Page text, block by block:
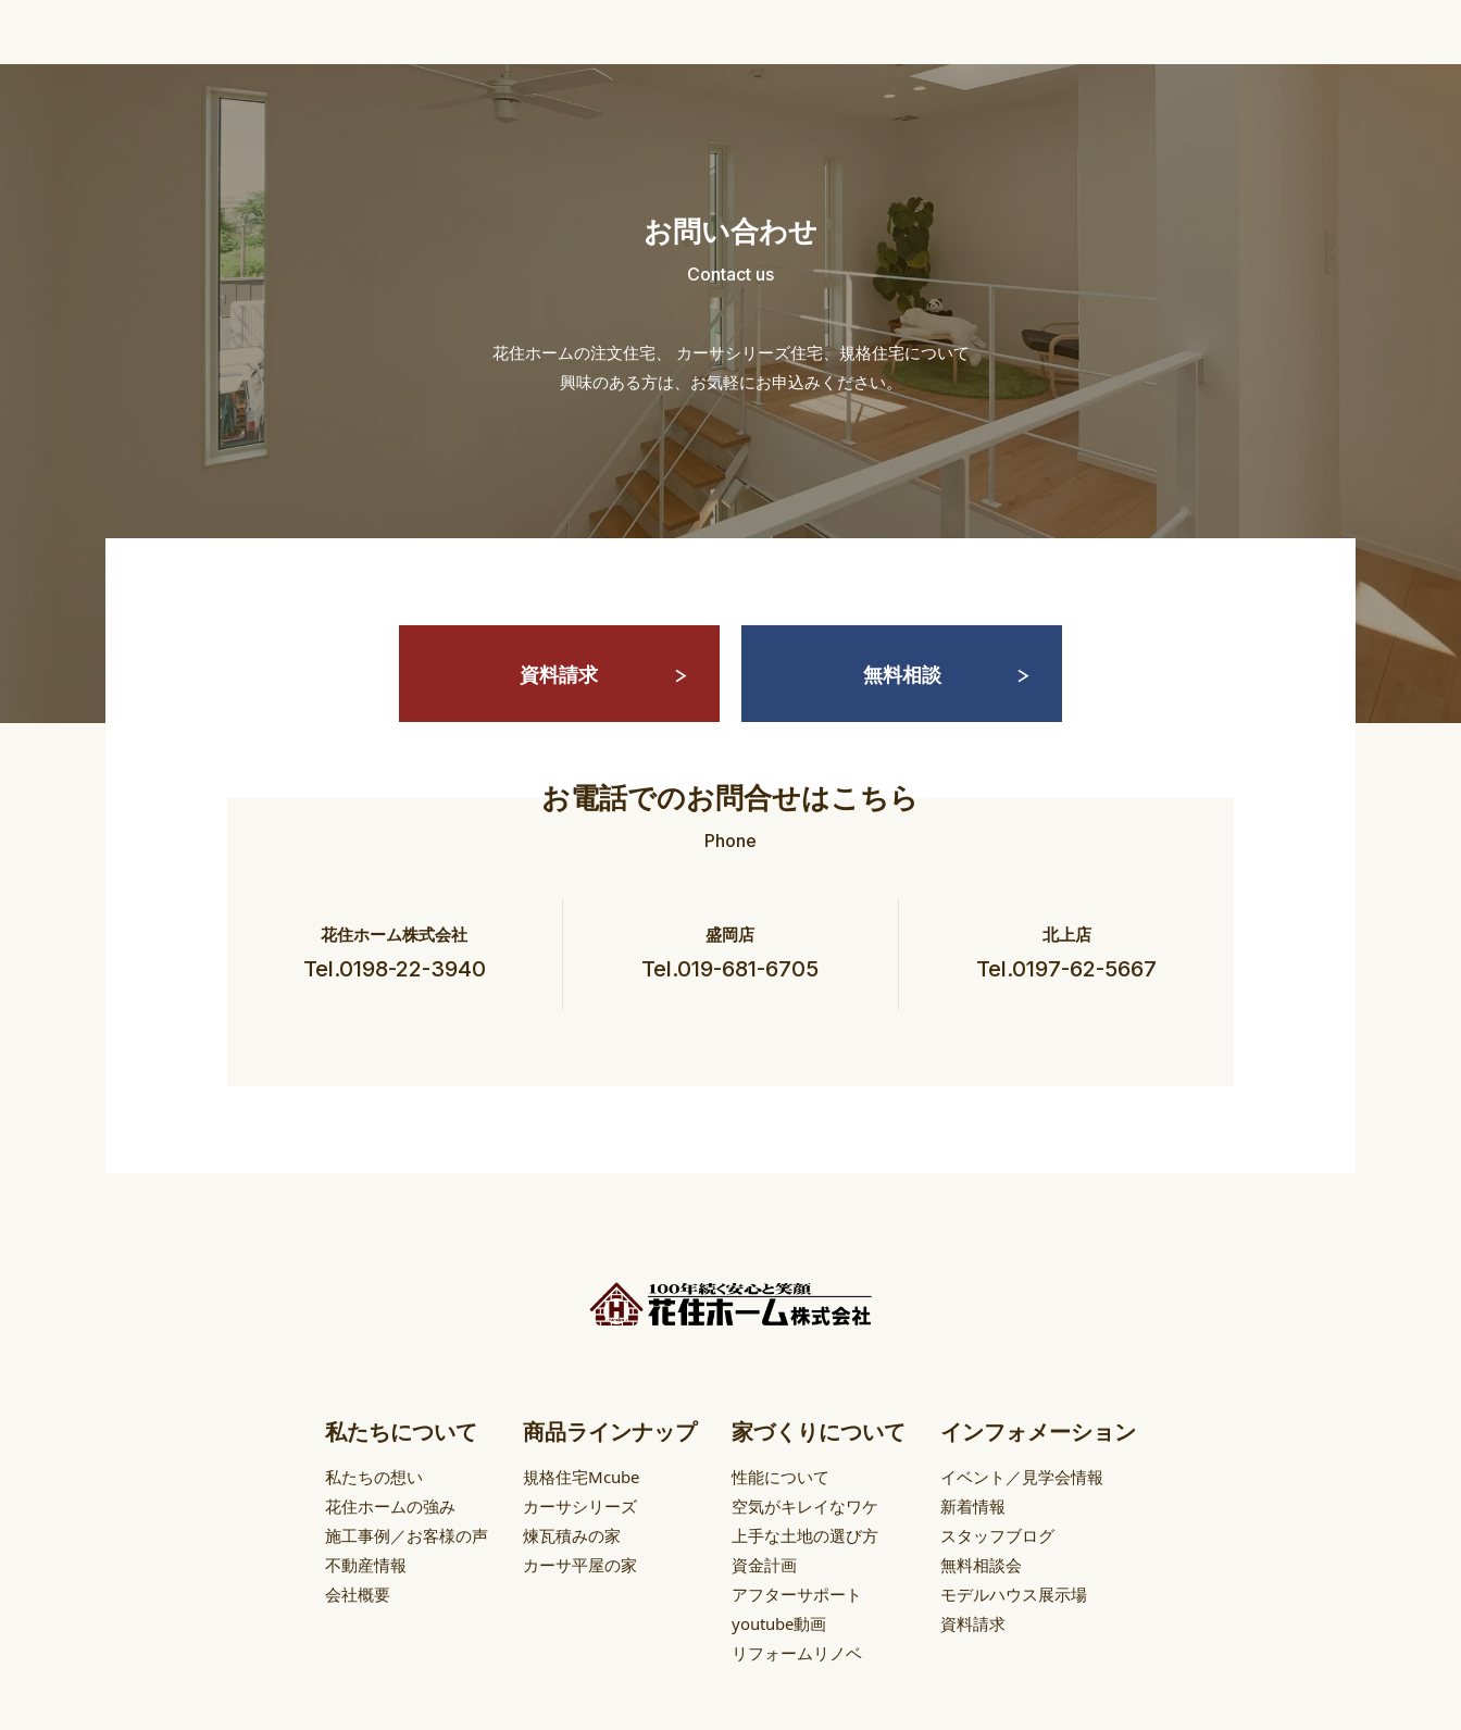
お問い合わせ
Contact us
花住ホームの注文住宅、 カーサシリーズ住宅、規格住宅について
興味のある方は、お気軽にお申込みください。
資料請求 無料相談
お電話でのお問合せはこちら
Phone
花住ホーム株式会社
Tel.0198-22-3940
盛岡店
Tel.019-681-6705
北上店
Tel.0197-62-5667
私たちについて
私たちの想い
花住ホームの強み
施工事例／お客様の声
不動産情報
会社概要
商品ラインナップ
規格住宅Mcube
カーサシリーズ
煉瓦積みの家
カーサ平屋の家
家づくりについて
性能について
空気がキレイなワケ
上手な土地の選び方
資金計画
アフターサポート
youtube動画
リフォームリノベ
インフォメーション
イベント／見学会情報
新着情報
スタッフブログ
無料相談会
モデルハウス展示場
資料請求